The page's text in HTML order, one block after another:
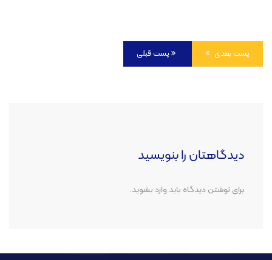
پست قبلی پست بعدی
دیدگاهتان را بنویسید
برای نوشتن دیدگاه بایدوارد بشوید.